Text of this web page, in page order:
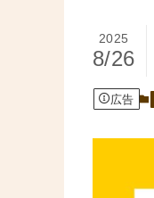
2025
8/26
広告